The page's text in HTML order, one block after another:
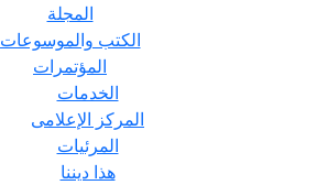
المجلة
الكتب والموسوعات
المؤتمرات
الخدمات
المركز الإعلامى
المرئيات
هذا ديننا